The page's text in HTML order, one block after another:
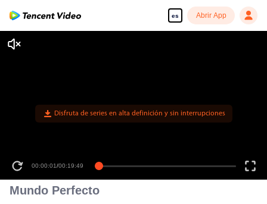
es Abrir App
Mundo Perfecto